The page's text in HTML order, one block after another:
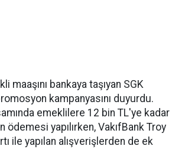
maaşını bankaya taşıyan SGK
kampanyasını duyurdu.
emeklilere 12 bin TL'ye kadar
ödemesi yapılırken, VakıfBank Troy
ile yapılan alışverişlerden de ek